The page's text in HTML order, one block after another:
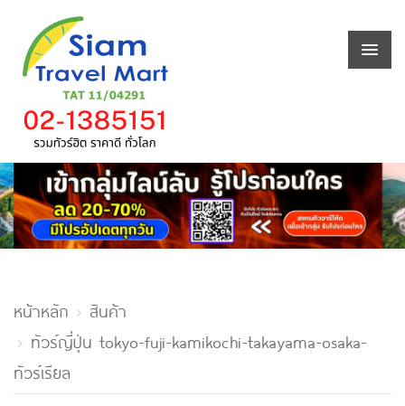
หน้าหลัก
สินค้า
ทัวร์ญี่ปุ่น tokyo-fuji-kamikochi-takayama-osaka-
ทัวร์เรียล